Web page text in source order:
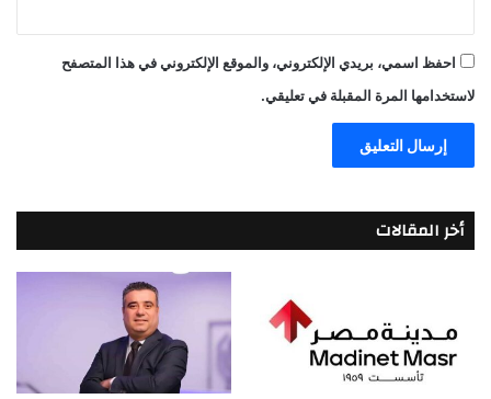
احفظ اسمي، بريدي الإلكتروني، والموقع الإلكتروني في هذا المتصفح
لاستخدامها المرة المقبلة في تعليقي.
أخر المقالات